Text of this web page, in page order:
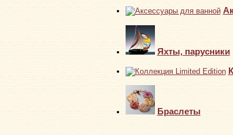
Яхты, парусники
Браслеты